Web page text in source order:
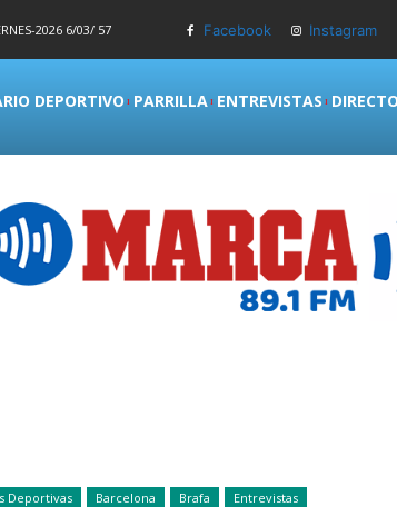
2026 6/03/ 57 Facebook Instagram
DEPORTIVO PARRILLA ENTREVISTAS DIRECTO
Deportivas Barcelona Brafa Entrevistas